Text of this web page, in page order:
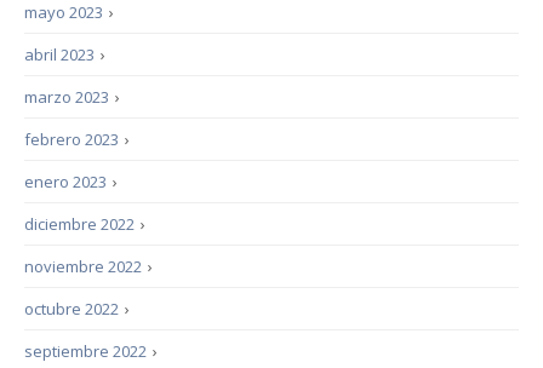
›
mayo 2023
›
abril 2023
›
marzo 2023
›
febrero 2023
›
enero 2023
›
diciembre 2022
›
noviembre 2022
›
octubre 2022
›
septiembre 2022